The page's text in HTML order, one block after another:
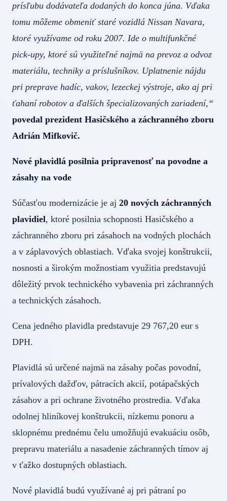
prísľubu dodávateľa dodaných do konca júna. Vďaka
tomu môžeme obmeniť staré vozidlá Nissan Navara,
ktoré využívame od roku 2007. Ide o multifunkčné
pick-upy, ktoré sú využiteľné najmä na prevoz a odvoz
materiálu, techniky a príslušníkov. Uplatnenie nájdu
pri preprave hadíc, vakov, lezeckej výstroje, ako aj pri
ťahaní robotov a ďalších špecializovaných zariadení,“
povedal prezident Hasičského a záchranného zboru
Adrián Mifkovič.
Nové plavidlá posilnia pripravenosť na povodne a
zásahy na vode
Súčasťou modernizácie je aj 20 nových záchranných
plavidiel, ktoré posilnia schopnosti Hasičského a
záchranného zboru pri zásahoch na vodných plochách
a v záplavových oblastiach. Vďaka svojej konštrukcii,
nosnosti a širokým možnostiam využitia predstavujú
dôležitý prvok technického vybavenia pri záchranných
a technických zásahoch.
Cena jedného plavidla predstavuje 29 767,20 eur s
DPH.
Plavidlá sú určené najmä na zásahy počas povodní,
prívalových dažďov, pátracích akcií, potápačských
zásahov a pri ochrane životného prostredia. Vďaka
odolnej hliníkovej konštrukcii, nízkemu ponoru a
sklopnému prednému čelu umožňujú evakuáciu osôb,
prepravu materiálu a nasadenie záchranných tímov aj
v ťažko dostupných oblastiach.
Nové plavidlá budú využívané aj pri pátraní po